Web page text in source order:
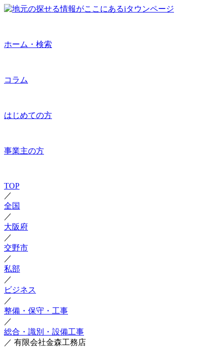
ホーム・検索
コラム
はじめての方
事業主の方
TOP
／
全国
／
大阪府
／
交野市
／
私部
／
ビジネス
／
整備・保守・工事
／
総合・識別・設備工事
／ 有限会社金森工務店